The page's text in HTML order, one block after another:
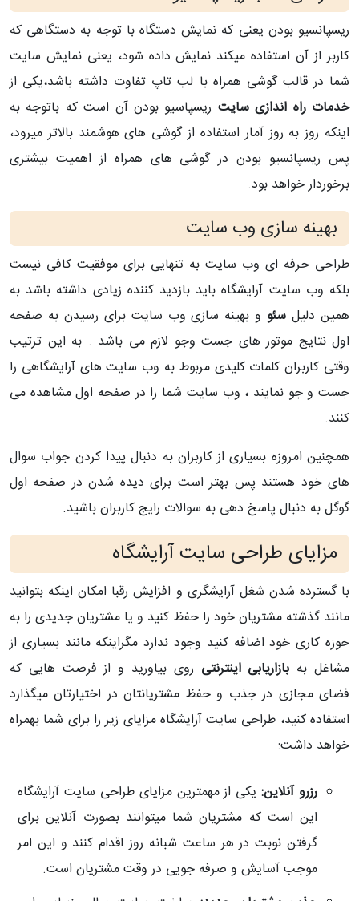
ریسپانسیو بودن یعنی که نمایش دستگاه با توجه به دستگاهی که
کاربر از آن استفاده میکند نمایش داده شود، یعنی نمایش سایت
شما در قالب گوشی همراه با لب تاپ تفاوت داشته باشد،یکی از
خدمات راه اندازی سایت ریسپاسیو بودن آن است که باتوجه به
اینکه روز به روز آمار استفاده از گوشی های هوشمند بالاتر میرود،
پس ریسپانسیو بودن در گوشی های همراه از اهمیت بیشتری
برخوردار خواهد بود.
بهینه سازی وب سایت
طراحی حرفه ای وب سایت به تنهایی برای موفقیت کافی نیست
بلکه وب سایت آرایشگاه باید بازدید کننده زیادی داشته باشد به
همین دلیل سئوو بهینه سازی وب سایت برای رسیدن به صفحه
اول نتایج موتور های جست وجو لازم می باشد . به این ترتیب
وقتی کاربران کلمات کلیدی مربوط به وب سایت های آرایشگاهی را
جست و جو نمایند ، وب سایت شما را در صفحه اول مشاهده می
کنند.
همچنین امروزه بسیاری از کاربران به دنبال پیدا کردن جواب سوال
های خود هستند پس بهتر است برای دیده شدن در صفحه اول
گوگل به دنبال پاسخ دهی به سوالات رایج کاربران باشید.
مزایای طراحی سایت آرایشگاه
با گسترده شدن شغل آرایشگری و افزایش رقبا امکان اینکه بتوانید
مانند گذشته مشتریان خود را حفظ کنید و یا مشتریان جدیدی را به
حوزه کاری خود اضافه کنید وجود ندارد مگراینکه مانند بسیاری از
مشاغل به بازاریابی اینترنتی روی بیاورید و از فرصت هایی که
فضای مجازی در جذب و حفظ مشتریانتان در اختیارتان میگذارد
استفاده کنید، طراحی سایت آرایشگاه مزایای زیر را برای شما بهمراه
خواهد داشت:
رزرو آنلاین: یکی از مهمترین مزایای طراحی سایت آرایشگاه
این است که مشتریان شما میتوانند بصورت آنلاین برای
گرفتن نوبت در هر ساعت شبانه روز اقدام کنند و این امر
موجب آسایش و صرفه جویی در وقت مشتریان است.